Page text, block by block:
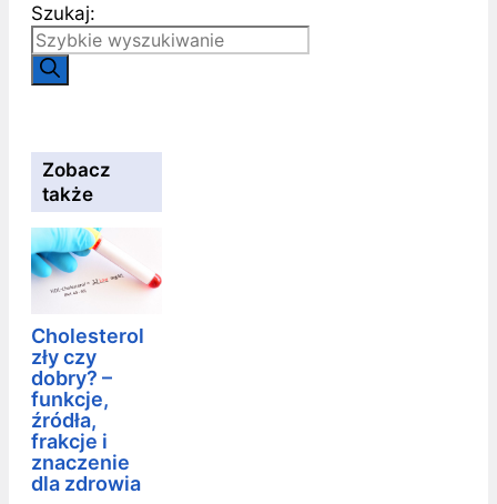
Szukaj:
Zobacz
także
Cholesterol
zły czy
dobry? –
funkcje,
źródła,
frakcje i
znaczenie
dla zdrowia